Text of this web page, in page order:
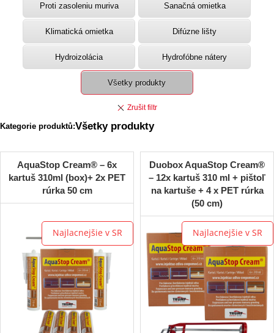
Proti zasoleniu muriva Sanačná omietka
Klimatická omietka Difúzne lišty
Hydroizolácia Hydrofóbne nátery
Všetky produkty
Kategorie produktů:Všetky produkty
AquaStop Cream® – 6x
kartuš 310ml (box)+ 2x PET
rúrka 50 cm
Najlacnejšie v SR
Duobox AquaStop Cream®
– 12x kartuš 310 ml + pištoľ
na kartuše + 4 x PET rúrka
(50 cm)
Najlacnejšie v SR